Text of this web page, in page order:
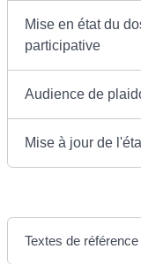
Mise en état du
participative
Audience de
Mise à jour de
Textes de référence